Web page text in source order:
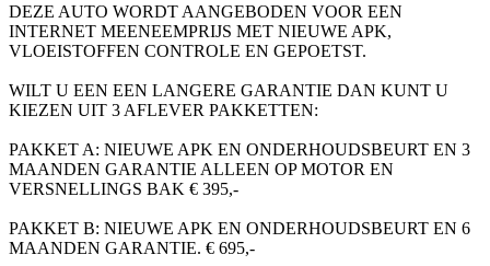
DEZE AUTO WORDT AANGEBODEN VOOR EEN
INTERNET MEENEEMPRIJS MET NIEUWE APK,
VLOEISTOFFEN CONTROLE EN GEPOETST.
WILT U EEN EEN LANGERE GARANTIE DAN KUNT U
KIEZEN UIT 3 AFLEVER PAKKETTEN:
PAKKET A: NIEUWE APK EN ONDERHOUDSBEURT EN 3
MAANDEN GARANTIE ALLEEN OP MOTOR EN
VERSNELLINGS BAK € 395,-
PAKKET B: NIEUWE APK EN ONDERHOUDSBEURT EN 6
MAANDEN GARANTIE. € 695,-